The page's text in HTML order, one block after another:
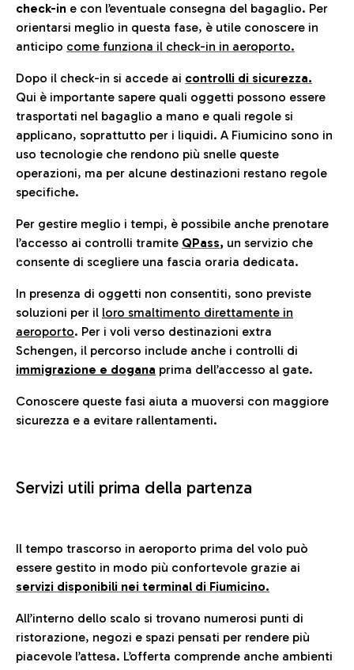
check-in e con l’eventuale consegna del bagaglio. Per
orientarsi meglio in questa fase, è utile conoscere in
anticipo come funziona il check-in in aeroporto.
Dopo il check-in si accede ai controlli di sicurezza.
Qui è importante sapere quali oggetti possono essere
trasportati nel bagaglio a mano e quali regole si
applicano, soprattutto per i liquidi. A Fiumicino sono in
uso tecnologie che rendono più snelle queste
operazioni, ma per alcune destinazioni restano regole
specifiche.
Per gestire meglio i tempi, è possibile anche prenotare
l’accesso ai controlli tramite QPass, un servizio che
consente di scegliere una fascia oraria dedicata.
In presenza di oggetti non consentiti, sono previste
soluzioni per il loro smaltimento direttamente in
aeroporto. Per i voli verso destinazioni extra
Schengen, il percorso include anche i controlli di
immigrazione e dogana prima dell’accesso al gate.
Conoscere queste fasi aiuta a muoversi con maggiore
sicurezza e a evitare rallentamenti.
Servizi utili prima della partenza
Il tempo trascorso in aeroporto prima del volo può
essere gestito in modo più confortevole grazie ai
servizi disponibili nei terminal di Fiumicino.
All’interno dello scalo si trovano numerosi punti di
ristorazione, negozi e spazi pensati per rendere più
piacevole l’attesa. L’offerta comprende anche ambienti